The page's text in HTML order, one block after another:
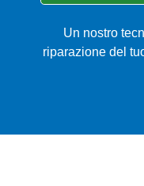
Un nostro
riparazione del